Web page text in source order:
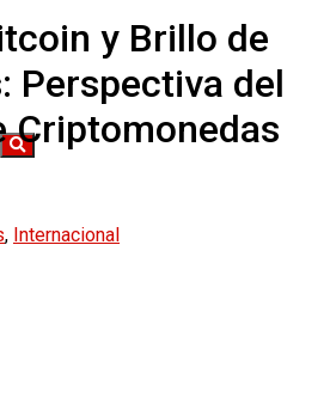
y Brillo de
Perspectiva del
Criptomonedas
, Internacional